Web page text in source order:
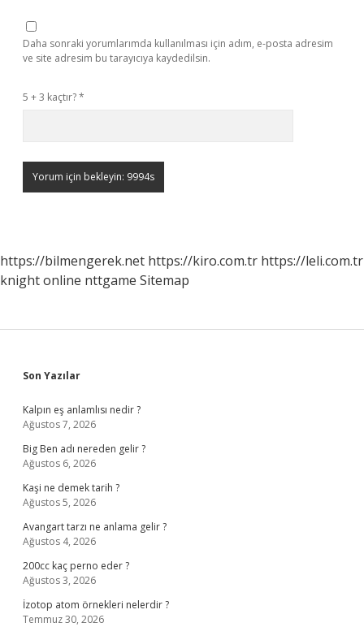
Daha sonraki yorumlarımda kullanılması için adım, e-posta adresim
ve site adresim bu tarayıcıya kaydedilsin.
5 + 3 kaçtır?*
https://bilmengerek.net https://kiro.com.tr https://leli.com.tr
knight online nttgame Sitemap
Sidebar
Son Yazılar
Kalpın eş anlamlısı nedir ?
Ağustos 7, 2026
Big Ben adı nereden gelir ?
Ağustos 6, 2026
Kaşi ne demek tarih ?
Ağustos 5, 2026
Avangart tarzı ne anlama gelir ?
Ağustos 4, 2026
200cc kaç perno eder ?
Ağustos 3, 2026
İzotop atom örnekleri nelerdir ?
Temmuz 30, 2026